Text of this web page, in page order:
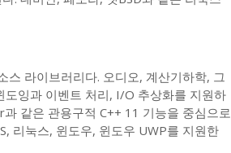
스 라이브러리다. 오디오, 계산기하학, 그
잉과 이벤트 처리, I/O 추상화를 지원하
같은 관용구적 C++ 11 기능을 중심으로
리눅스, 윈도우, 윈도우 UWP를 지원한